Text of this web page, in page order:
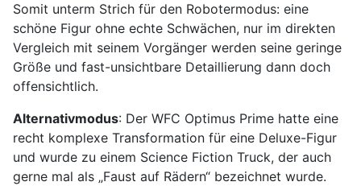
Somit unterm Strich für den Robotermodus: eine
schöne Figur ohne echte Schwächen, nur im direkten
Vergleich mit seinem Vorgänger werden seine geringe
Größe und fast-unsichtbare Detaillierung dann doch
offensichtlich.
Alternativmodus: Der WFC Optimus Prime hatte eine
recht komplexe Transformation für eine Deluxe-Figur
und wurde zu einem Science Fiction Truck, der auch
gerne mal als „Faust auf Rädern“ bezeichnet wurde.